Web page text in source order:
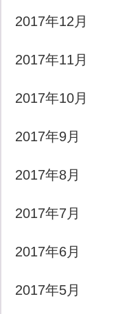
2017年12月
2017年11月
2017年10月
2017年9月
2017年8月
2017年7月
2017年6月
2017年5月